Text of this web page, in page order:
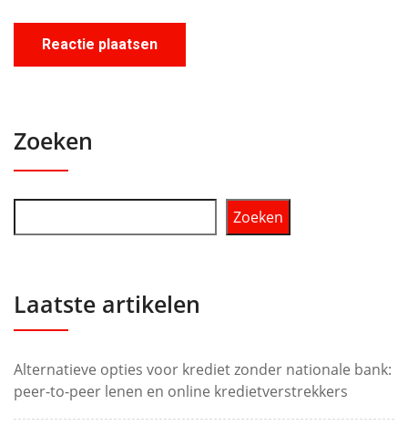
Zoeken
Zoeken
Laatste artikelen
Alternatieve opties voor krediet zonder nationale bank:
peer-to-peer lenen en online kredietverstrekkers